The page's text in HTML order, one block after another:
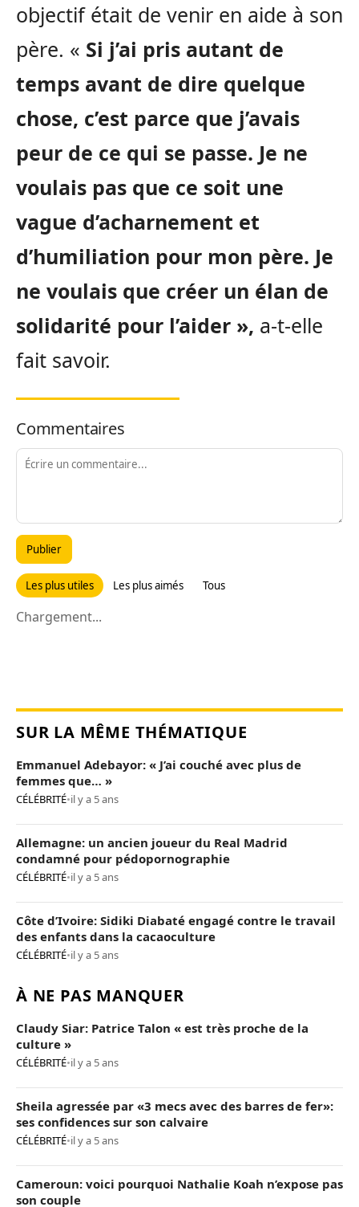
objectif était de venir en aide à son
père. « Si j’ai pris autant de
temps avant de dire quelque
chose, c’est parce que j’avais
peur de ce qui se passe. Je ne
voulais pas que ce soit une
vague d’acharnement et
d’humiliation pour mon père. Je
ne voulais que créer un élan de
solidarité pour l’aider », a-t-elle
fait savoir.
Commentaires
Publier
Les plus utiles Les plus aimés Tous
Chargement...
SUR LA MÊME THÉMATIQUE
Emmanuel Adebayor: « J’ai couché avec plus de
femmes que… »
CÉLÉBRITÉ•il y a 5 ans
Allemagne: un ancien joueur du Real Madrid
condamné pour pédopornographie
CÉLÉBRITÉ•il y a 5 ans
Côte d’Ivoire: Sidiki Diabaté engagé contre le travail
des enfants dans la cacaoculture
CÉLÉBRITÉ•il y a 5 ans
À NE PAS MANQUER
Claudy Siar: Patrice Talon « est très proche de la
culture »
CÉLÉBRITÉ•il y a 5 ans
Sheila agressée par «3 mecs avec des barres de fer»:
ses confidences sur son calvaire
CÉLÉBRITÉ•il y a 5 ans
Cameroun: voici pourquoi Nathalie Koah n’expose pas
son couple